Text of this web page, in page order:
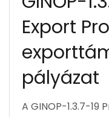
Export
pályázat
A GINOP-1.3.7-19